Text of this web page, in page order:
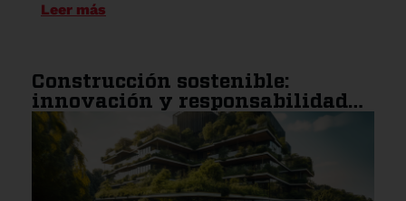
Leer más
Construcción sostenible:
innovación y responsabilidad
ambiental en la industria